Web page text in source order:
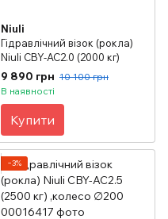
Niuli
Гідравлічний візок (рокла)
Niuli CBY-АС2.0 (2000 кг)
9 890 грн 10 100 грн
В наявності
Купити
−3%